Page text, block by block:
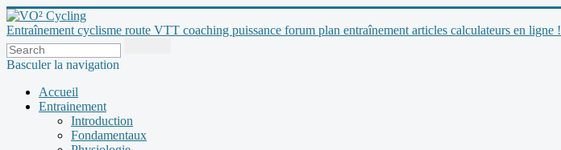
Entraînement cyclisme route VTT coaching puissance forum plan entraînement articles calculateurs en ligne !
Basculer la navigation
Accueil
Entrainement
Introduction
Fondamentaux